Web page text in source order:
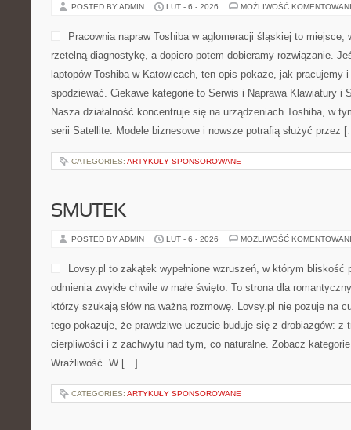
POSTED BY ADMIN LUT - 6 - 2026 MOŻLIWOŚĆ
Pracownia napraw Toshiba w aglomeracji śląskiej to miejsce,
rzetelną diagnostykę, a dopiero potem dobieramy rozwiązanie.
laptopów Toshiba w Katowicach, ten opis pokaże, jak pracujemy
spodziewać. Ciekawe kategorie to Serwis i Naprawa Klawiatury i
Nasza działalność koncentruje się na urządzeniach Toshiba, w
serii Satellite. Modele biznesowe i nowsze potrafią służyć przez
CATEGORIES: ARTYKUŁY SPONSOROWANE
SMUTEK
POSTED BY ADMIN LUT - 6 - 2026 MOŻLIWOŚĆ
Lovsy.pl to zakątek wypełnione wzruszeń, w którym bliskość
odmienia zwykłe chwile w małe święto. To strona dla
którzy szukają słów na ważną rozmowę. Lovsy.pl nie pozuje na
tego pokazuje, że prawdziwe uczucie buduje się z drobiazgów:
cierpliwości i z zachwytu nad tym, co naturalne. Zobacz
Wrażliwość. W […]
CATEGORIES: ARTYKUŁY SPONSOROWANE